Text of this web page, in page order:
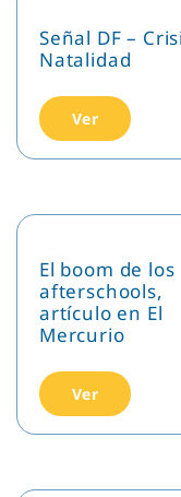
Señal DF –
Natalidad
Ver
El boom de los
afterschools,
artículo en El
Mercurio
Ver